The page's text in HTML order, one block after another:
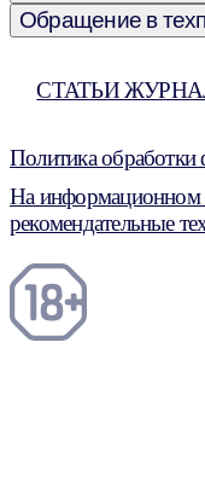
Обращение в
СТАТЬИ
Политика обработки
На информационном
рекомендательные